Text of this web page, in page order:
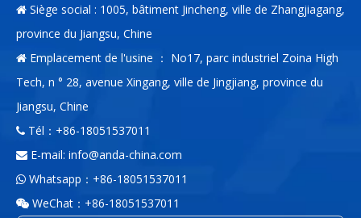
 Siège social : 1005, bâtiment Jincheng, ville de Zhangjiagang,
province du Jiangsu, Chine
 Emplacement de l'usine ： No17, parc industriel Zoina High
Tech, n ° 28, avenue Xingang, ville de Jingjiang, province du
Jiangsu, Chine
 Tél：+86-18051537011
 E-mail: info@anda-china.com
 Whatsapp：+86-18051537011
 WeChat：+86-18051537011